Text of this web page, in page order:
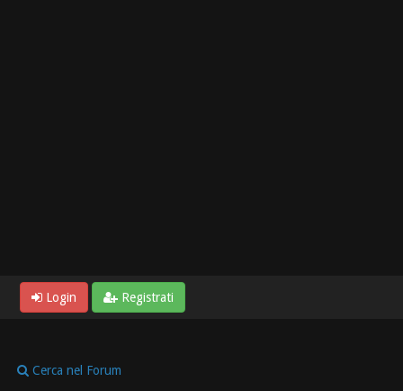
Login Registrati
Cerca nel Forum